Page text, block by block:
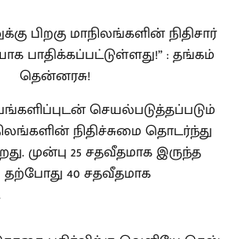
செயல்படுத்தப்படும்
நிதிச்சுமை தொடர்ந்து
முன்பு 25 சதவீதமாக இருந்த
தற்போது 40 சதவீதமாக